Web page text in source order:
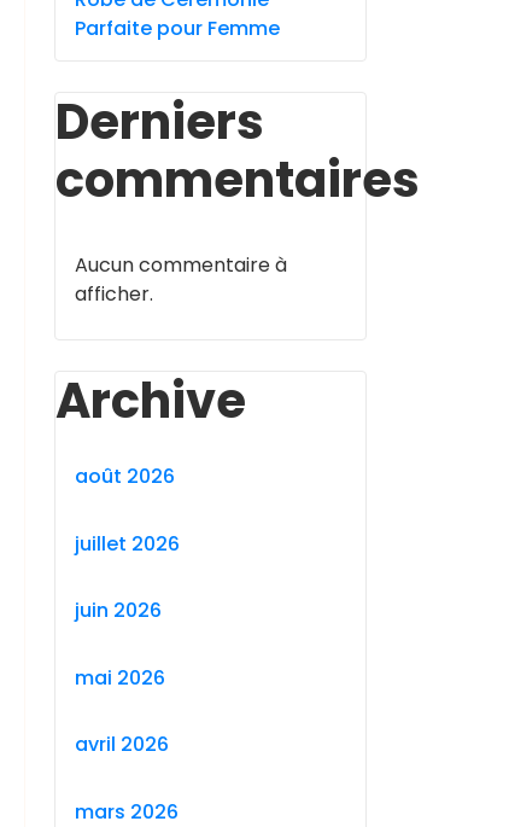
Parfaite pour Femme
Derniers
commentaires
Aucun commentaire à
afficher.
Archive
août 2026
juillet 2026
juin 2026
mai 2026
avril 2026
mars 2026